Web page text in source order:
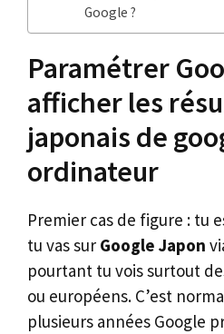
Google ?
Paramétrer
afficher les
japonais de
ordinateur
Premier cas de figure : tu
tu vas sur Google Japon
pourtant tu vois surtout
ou européens. C’est
plusieurs années Google